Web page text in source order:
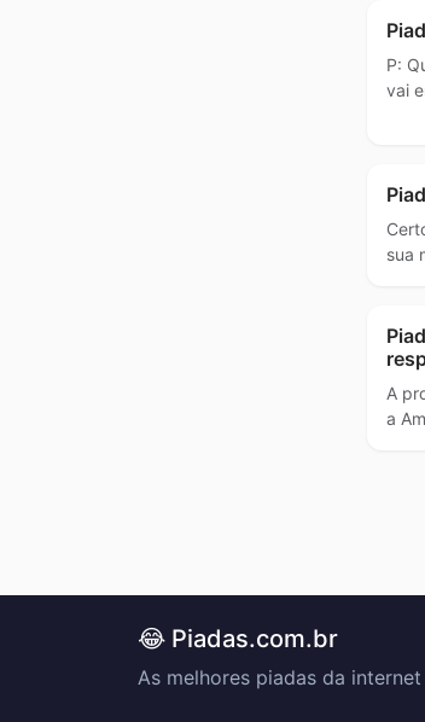
P:
vai
sua
A
a
😂 Piadas.com.br
As melhores piadas da